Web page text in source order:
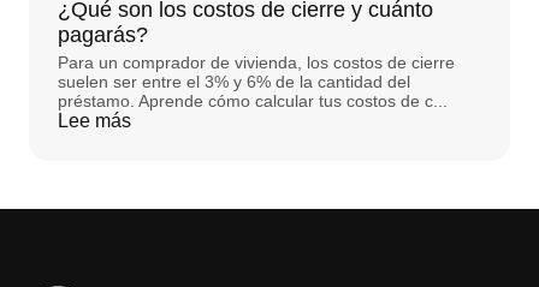
¿Qué son los costos de cierre y cuánto
pagarás?
Para un comprador de vivienda, los costos de cierre
suelen ser entre el 3% y 6% de la cantidad del
préstamo. Aprende cómo calcular tus costos de c...
Lee más